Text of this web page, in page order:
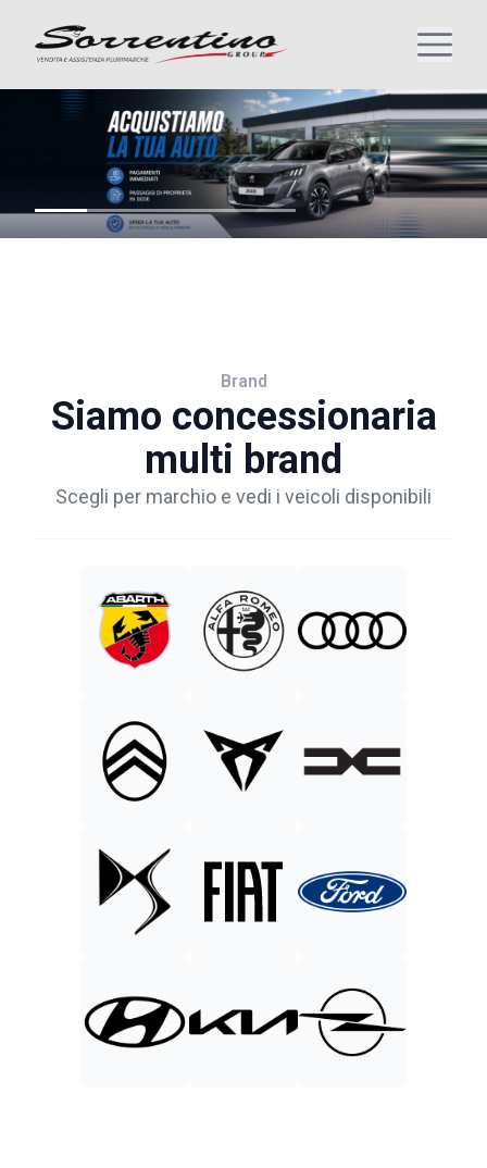
Brand
Siamo concessionaria
multi brand
Scegli per marchio e vedi i veicoli disponibili